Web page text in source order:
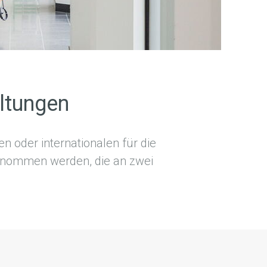
oder internationalen für die
werden, die an zwei